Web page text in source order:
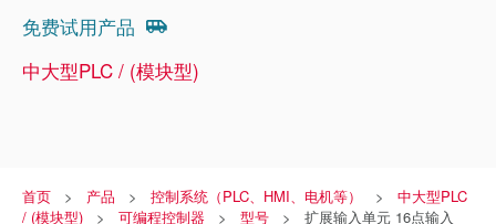
免费试用产品
中大型PLC / (模块型)
首页 产品 控制系统（PLC、HMI、电机等）
中大型PLC
/ (模块型)
可编程控制器 型号
扩展输入单元 16点输入